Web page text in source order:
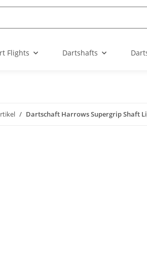
Flights Dartshafts
Dartschaft Harrows Supergrip Shaft